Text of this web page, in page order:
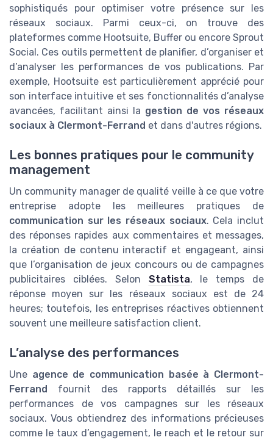
sophistiqués pour optimiser votre présence sur les
réseaux sociaux. Parmi ceux-ci, on trouve des
plateformes comme Hootsuite, Buffer ou encore Sprout
Social. Ces outils permettent de planifier, d’organiser et
d’analyser les performances de vos publications. Par
exemple, Hootsuite est particulièrement apprécié pour
son interface intuitive et ses fonctionnalités d’analyse
avancées, facilitant ainsi la gestion de vos réseaux
sociaux à Clermont-Ferrand et dans d'autres régions.
Les bonnes pratiques pour le community
management
Un community manager de qualité veille à ce que votre
entreprise adopte les meilleures pratiques de
communication sur les réseaux sociaux. Cela inclut
des réponses rapides aux commentaires et messages,
la création de contenu interactif et engageant, ainsi
que l’organisation de jeux concours ou de campagnes
publicitaires ciblées. Selon Statista, le temps de
réponse moyen sur les réseaux sociaux est de 24
heures; toutefois, les entreprises réactives obtiennent
souvent une meilleure satisfaction client.
L’analyse des performances
Une agence de communication basée à Clermont-
Ferrand
fournit des rapports détaillés sur les
performances de vos campagnes sur les réseaux
sociaux. Vous obtiendrez des informations précieuses
comme le taux d’engagement, le reach et le retour sur